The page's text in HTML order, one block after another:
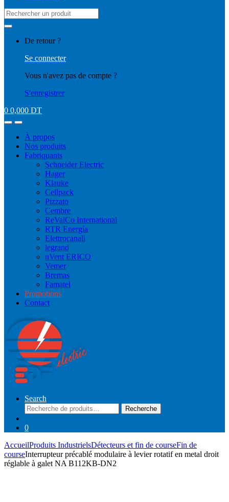
Search
for:
De retour ?
Se connecter
Vous n'avez pas de compte ?
S'enregistrer
0 0,000 DT
À propos
Nos produits
Fabriquants
Schneider Electric
Hager
Klauke
Cellpack
Pizzato
Cembre
ReValCo International
RTR Energía
Elettrocanali
legrand
nVent ERICO
Vemer
Bremas
Famatel
Promotions
Contact
Search
Recherche
pour :
Recherche
0
AccueilProduits IndustrielsDétecteurs et fin de courseFin de
courseInterrupteur précablé modulaire à levier rotatif en metal droit
réglable à galet NA B112KB-DN2